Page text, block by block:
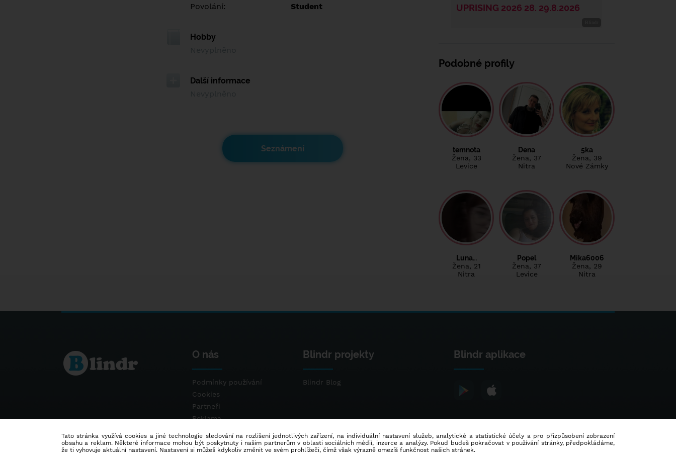
Povolání:
Student
Hobby
Další informace
Seznámení
Podobné profily
temnota
Žena, 33
Levice
Dena
Žena, 37
Nitra
5ka
Žena, 39
Nové Zámky
Luna…
Žena, 21
Nitra
Popel
Žena, 37
Levice
Mika6006
Žena, 29
Nitra
O nás
Podmínky používání
Cookies
Partneři
Reklama
Blindr projekty
Blindr Blog
Blindr aplikace
Tato stránka využívá cookies a jiné technologie sledování na rozlišení jednotlivých zařízení, na individuální nastavení služeb, analytické a statistické účely a pro přizpůsobení zobrazení
obsahu a reklam. Některé informace mohou být poskytnuty i našim partnerům v oblasti sociálních médií, inzerce a analýzy. Pokud budeš pokračovat v používání stránky, předpokládáme,
že ti vyhovuje aktuální nastavení. Nastavení si můžeš kdykoliv změnit ve svém prohlížeči, čímž však výrazně omezíš funkčnost našich stránek.